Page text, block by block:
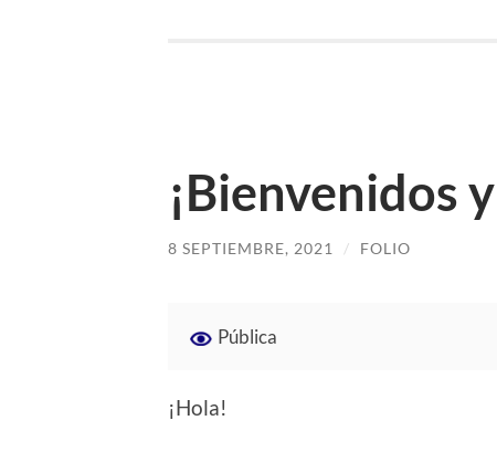
¡Bienvenidos
8 SEPTIEMBRE, 2021 / FOLIO
Pública
¡Hola!